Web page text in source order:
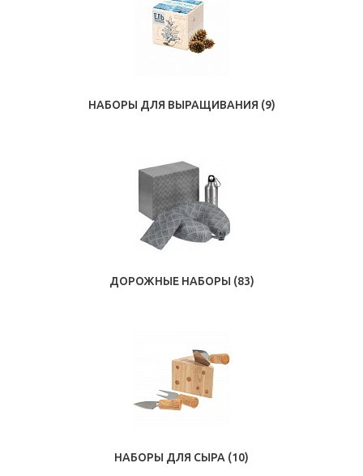
НАБОРЫ ДЛЯ ВЫРАЩИВАНИЯ (9)
ДОРОЖНЫЕ НАБОРЫ (83)
НАБОРЫ ДЛЯ СЫРА (10)